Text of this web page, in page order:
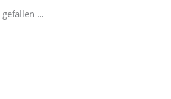
gefallen …